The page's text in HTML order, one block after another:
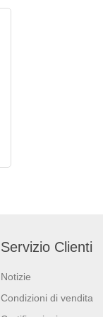
Servizio Clienti
Notizie
Condizioni di vendita